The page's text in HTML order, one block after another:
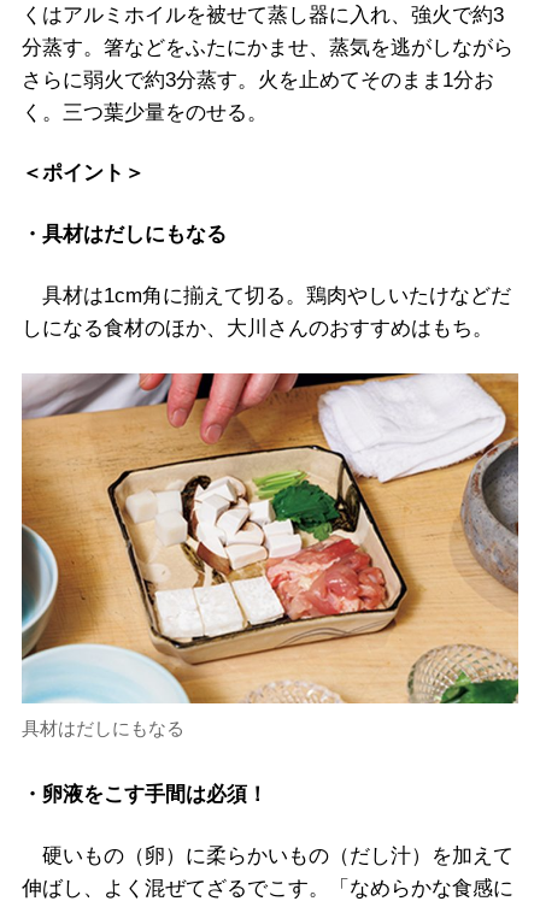
くはアルミホイルを被せて蒸し器に入れ、強火で約3
分蒸す。箸などをふたにかませ、蒸気を逃がしながら
さらに弱火で約3分蒸す。火を止めてそのまま1分お
く。三つ葉少量をのせる。
＜ポイント＞
・具材はだしにもなる
具材は1cm角に揃えて切る。鶏肉やしいたけなどだ
しになる食材のほか、大川さんのおすすめはもち。
具材はだしにもなる
・卵液をこす手間は必須！
硬いもの（卵）に柔らかいもの（だし汁）を加えて
伸ばし、よく混ぜてざるでこす。「なめらかな食感に